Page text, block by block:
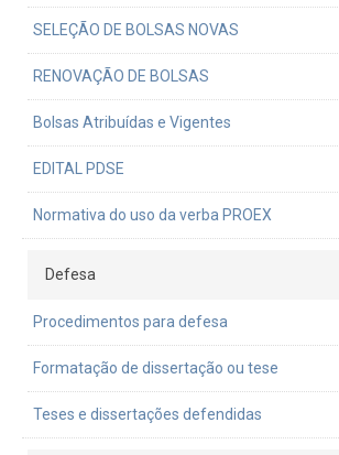
SELEÇÃO DE BOLSAS NOVAS
RENOVAÇÃO DE BOLSAS
Bolsas Atribuídas e Vigentes
EDITAL PDSE
Normativa do uso da verba PROEX
Defesa
Procedimentos para defesa
Formatação de dissertação ou tese
Teses e dissertações defendidas